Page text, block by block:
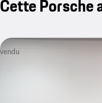
Cette Porsche
vendu